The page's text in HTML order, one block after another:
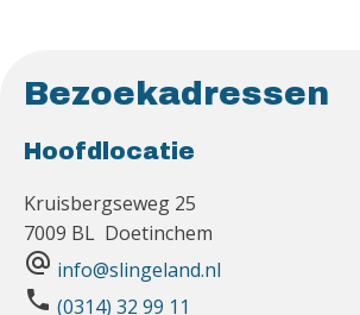
Bezoekadressen
Hoofdlocatie
Kruisbergseweg 25
7009 BL Doetinchem
alternate_email info@slingeland.nl
phone (0314) 32 99 11